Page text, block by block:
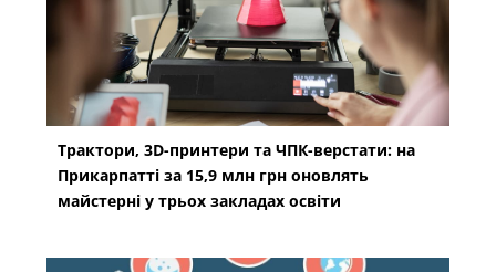
Трактори, 3D-принтери та ЧПК-верстати: на
Прикарпатті за 15,9 млн грн оновлять
майстерні у трьох закладах освіти